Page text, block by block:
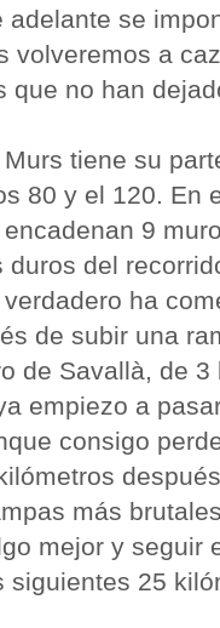
adelante se
volveremos a
que no han
tiene su
80 y el 120. En
9
duros del
ha
de subir una
de Savallà, de
empiezo a
consigo
más
mejor y seguir
siguientes 25